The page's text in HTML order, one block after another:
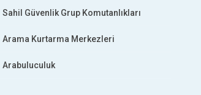
Sahil Güvenlik Grup Komutanlıkları
Arama Kurtarma Merkezleri
Arabuluculuk